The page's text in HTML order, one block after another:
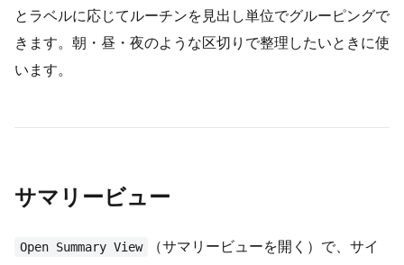
とラベルに応じてルーチンを見出し単位でグルーピングで
きます。朝・昼・夜のような区切りで整理したいときに使
います。
サマリービュー
Open Summary View
（サマリービューを開く）で、サイ